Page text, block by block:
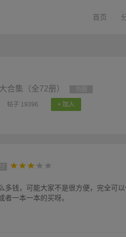
首页
合集（全72册）
帖子 19396 + 加入
多钱，可能大家不是很方便，完全可
者一本一本的买呀。